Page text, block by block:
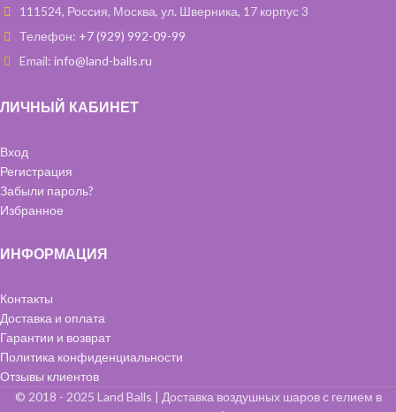
гелием и обрабатываем
111524, Россия, Москва, ул. Шверника, 17 корпус 3
Телефон: +7 (929) 992-09-99
Email: info@land-balls.ru
ЛИЧНЫЙ КАБИНЕТ
Вход
Регистрация
Забыли пароль?
Избранное
ИНФОРМАЦИЯ
Контакты
Доставка и оплата
Гарантии и возврат
Политика конфиденциальности
Отзывы клиентов
© 2018 - 2025 Land Balls | Доставка воздушных шаров с гелием в